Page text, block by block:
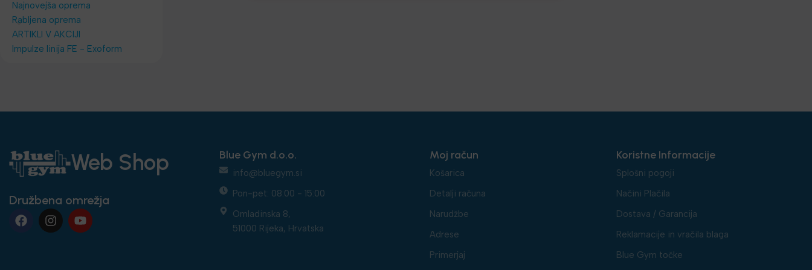
Najnovejša oprema
Rabljena oprema
ARTIKLI V AKCIJI
Impulze linija FE - Exoform
Web Shop
Družbena omrežja
Blue Gym d.o.o.
info@bluegym.si
Pon-pet: 08:00 - 15:00
Omladinska 8,
51000 Rijeka, Hrvatska
Moj račun
Košarica
Detalji računa
Narudžbe
Adrese
Primerjaj
Koristne Informacije
Splošni pogoji
Načini Plačila
Dostava / Garancija
Reklamacije in vračila blaga
Blue Gym točke